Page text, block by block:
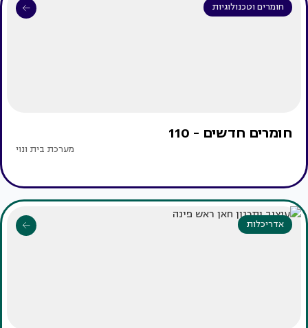
חומרים וטכנולוגיות
חומרים חדשים - 110
מערכת בית ונוי
אדריכלות